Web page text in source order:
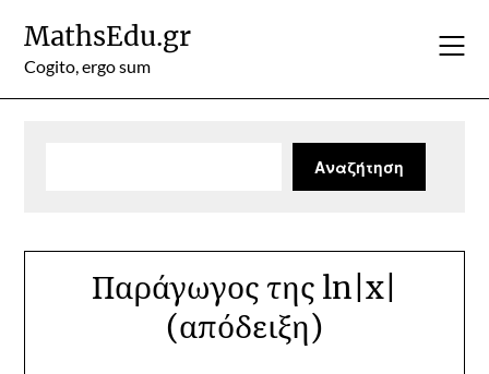
content
MathsEdu.gr
Cogito, ergo sum
Αναζήτηση
Παράγωγος της ln|x|
(απόδειξη)